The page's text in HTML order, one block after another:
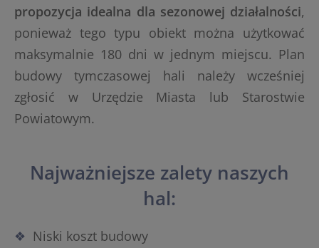
propozycja idealna dla sezonowej działalności,
ponieważ tego typu obiekt można użytkować
maksymalnie 180 dni w jednym miejscu. Plan
budowy tymczasowej hali należy wcześniej
zgłosić w Urzędzie Miasta lub Starostwie
Powiatowym.
Najważniejsze zalety naszych
hal:
Niski koszt budowy